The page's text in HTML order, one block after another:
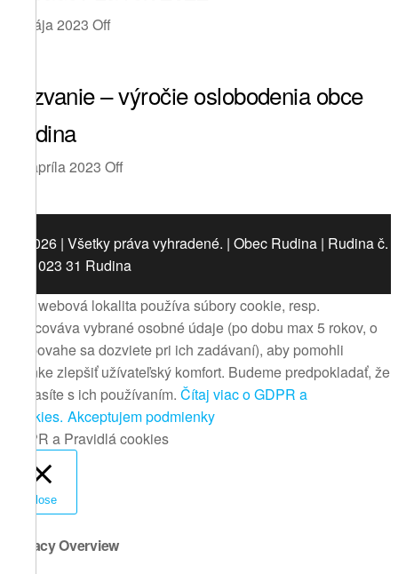
3. mája 2023 Off
Pozvanie – výročie oslobodenia obce
Rudina
28. apríla 2023 Off
© 2026 | Všetky práva vyhradené. | Obec Rudina | Rudina č.
442, 023 31 Rudina
Táto webová lokalita používa súbory cookie, resp.
spracováva vybrané osobné údaje (po dobu max 5 rokov, o
ich povahe sa dozviete pri ich zadávaní), aby pomohli
stránke zlepšiť užívateľský komfort. Budeme predpokladať, že
súhlasíte s ich používaním. Čítaj viac o GDPR a
Cookies. Akceptujem podmienky
GDPR a Pravidlá cookies
Close
Privacy Overview